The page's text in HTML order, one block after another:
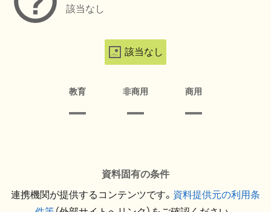
該当なし
該当なし
教育 非商用 商用
資料固有の条件
連携機関が提供するコンテンツです。 資料提供元の利用条